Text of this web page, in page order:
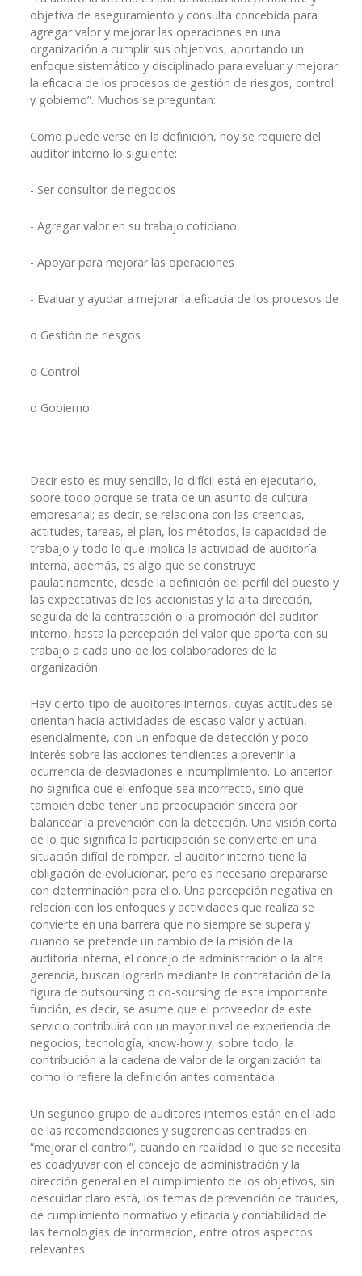
objetiva de aseguramiento y consulta concebida para
agregar valor y mejorar las operaciones en una
organización a cumplir sus objetivos, aportando un
enfoque sistemático y disciplinado para evaluar y mejorar
la eficacia de los procesos de gestión de riesgos, control
y gobierno”. Muchos se preguntan:
Como puede verse en la definición, hoy se requiere del
auditor interno lo siguiente:
- Ser consultor de negocios
- Agregar valor en su trabajo cotidiano
- Apoyar para mejorar las operaciones
- Evaluar y ayudar a mejorar la eficacia de los procesos de
o Gestión de riesgos
o Control
o Gobierno
Decir esto es muy sencillo, lo difícil está en ejecutarlo,
sobre todo porque se trata de un asunto de cultura
empresarial; es decir, se relaciona con las creencias,
actitudes, tareas, el plan, los métodos, la capacidad de
trabajo y todo lo que implica la actividad de auditoría
interna, además, es algo que se construye
paulatinamente, desde la definición del perfil del puesto y
las expectativas de los accionistas y la alta dirección,
seguida de la contratación o la promoción del auditor
interno, hasta la percepción del valor que aporta con su
trabajo a cada uno de los colaboradores de la
organización.
Hay cierto tipo de auditores internos, cuyas actitudes se
orientan hacia actividades de escaso valor y actúan,
esencialmente, con un enfoque de detección y poco
interés sobre las acciones tendientes a prevenir la
ocurrencia de desviaciones e incumplimiento. Lo anterior
no significa que el enfoque sea incorrecto, sino que
también debe tener una preocupación sincera por
balancear la prevención con la detección. Una visión corta
de lo que significa la participación se convierte en una
situación difícil de romper. El auditor interno tiene la
obligación de evolucionar, pero es necesario prepararse
con determinación para ello. Una percepción negativa en
relación con los enfoques y actividades que realiza se
convierte en una barrera que no siempre se supera y
cuando se pretende un cambio de la misión de la
auditoría interna, el concejo de administración o la alta
gerencia, buscan lograrlo mediante la contratación de la
figura de outsoursing o co-soursing de esta importante
función, es decir, se asume que el proveedor de este
servicio contribuirá con un mayor nivel de experiencia de
negocios, tecnología, know-how y, sobre todo, la
contribución a la cadena de valor de la organización tal
como lo refiere la definición antes comentada.
Un segundo grupo de auditores internos están en el lado
de las recomendaciones y sugerencias centradas en
“mejorar el control”, cuando en realidad lo que se necesita
es coadyuvar con el concejo de administración y la
dirección general en el cumplimiento de los objetivos, sin
descuidar claro está, los temas de prevención de fraudes,
de cumplimiento normativo y eficacia y confiabilidad de
las tecnologías de información, entre otros aspectos
relevantes.